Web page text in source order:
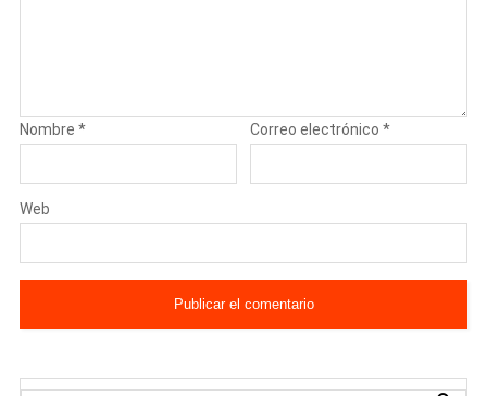
Nombre * Correo electrónico*
Web